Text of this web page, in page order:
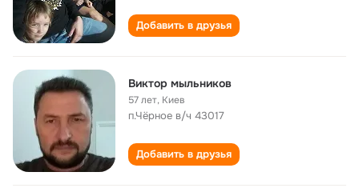
Добавить в друзья
Виктор мыльников
57 лет, Киев
п.Чёрное в/ч 43017
Добавить в друзья